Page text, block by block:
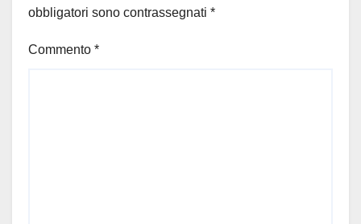
obbligatori sono contrassegnati *
Commento *